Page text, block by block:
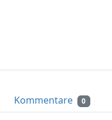
Kommentare 0